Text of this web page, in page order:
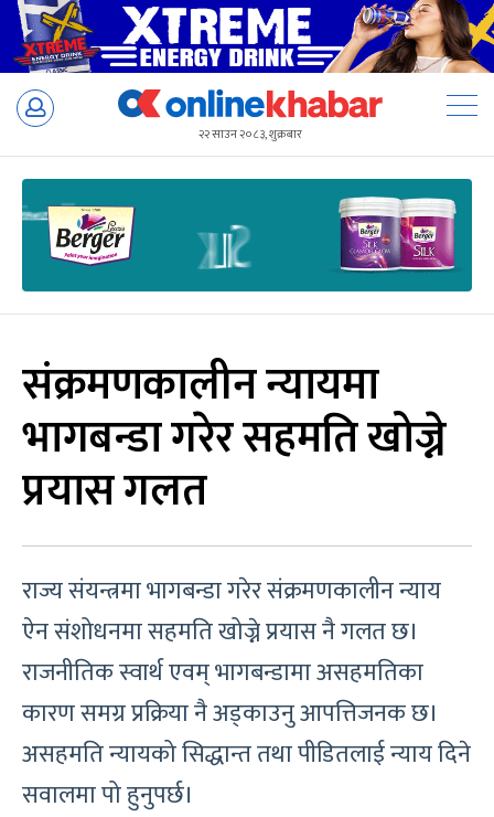
Skip
२२ साउन २०८३, शुक्रबार
संक्रमणकालीन न्यायमा
भागबन्डा गरेर सहमति खोज्ने
प्रयास गलत
राज्य संयन्त्रमा भागबन्डा गरेर संक्रमणकालीन न्याय
ऐन संशोधनमा सहमति खोज्ने प्रयास नै गलत छ।
राजनीतिक स्वार्थ एवम् भागबन्डामा असहमतिका
कारण समग्र प्रक्रिया नै अड्काउनु आपत्तिजनक छ।
असहमति न्यायको सिद्धान्त तथा पीडितलाई न्याय दिने
सवालमा पो हुनुपर्छ।